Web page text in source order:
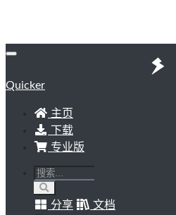
Quicker
主页
下载
专业版
分享
文档